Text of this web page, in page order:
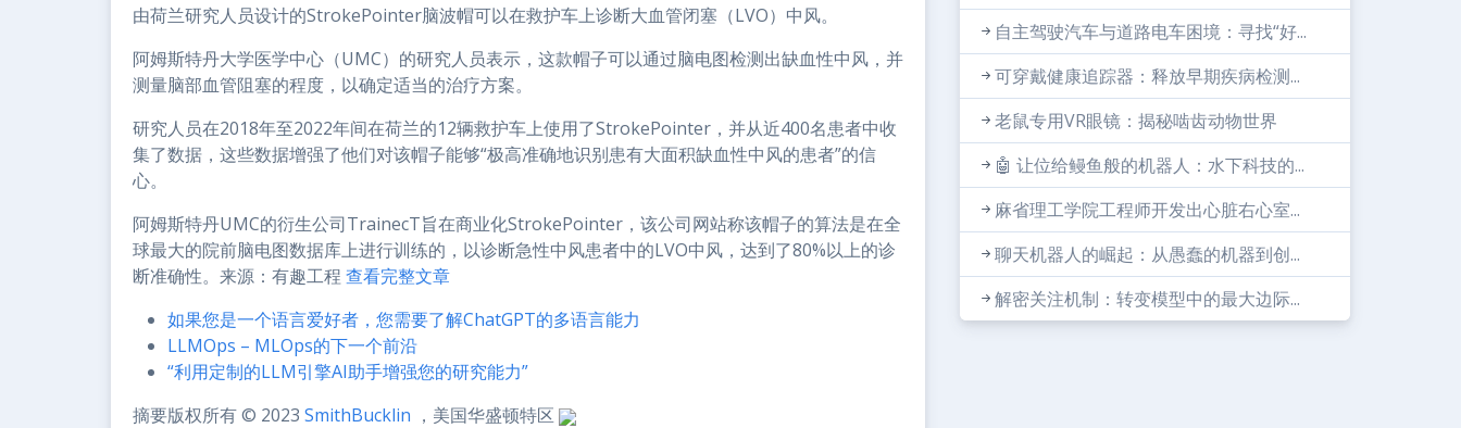
由荷兰研究人员设计的StrokePointer脑波帽可以在救护车上诊断大血管闭塞（LVO）中风。
阿姆斯特丹大学医学中心（UMC）的研究人员表示，这款帽子可以通过脑电图检测出缺血性中风，并
测量脑部血管阻塞的程度，以确定适当的治疗方案。
研究人员在2018年至2022年间在荷兰的12辆救护车上使用了StrokePointer，并从近400名患者中收
集了数据，这些数据增强了他们对该帽子能够“极高准确地识别患有大面积缺血性中风的患者”的信
心。
阿姆斯特丹UMC的衍生公司TrainecT旨在商业化StrokePointer，该公司网站称该帽子的算法是在全
球最大的院前脑电图数据库上进行训练的，以诊断急性中风患者中的LVO中风，达到了80%以上的诊
断准确性。来源：有趣工程 查看完整文章
如果您是一个语言爱好者，您需要了解ChatGPT的多语言能力
LLMOps – MLOps的下一个前沿
“利用定制的LLM引擎AI助手增强您的研究能力”
摘要版权所有 © 2023 SmithBucklin ，美国华盛顿特区
自主驾驶汽车与道路电车困境：寻找“好...
可穿戴健康追踪器：释放早期疾病检测...
老鼠专用VR眼镜：揭秘啮齿动物世界
🤖 让位给鳗鱼般的机器人：水下科技的...
麻省理工学院工程师开发出心脏右心室...
聊天机器人的崛起：从愚蠢的机器到创...
解密关注机制：转变模型中的最大边际...